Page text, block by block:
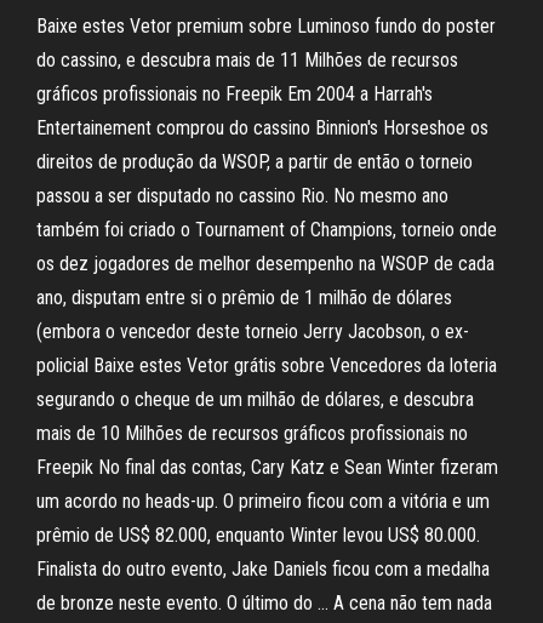
Baixe estes Vetor premium sobre Luminoso fundo do poster
do cassino, e descubra mais de 11 Milhões de recursos
gráficos profissionais no Freepik Em 2004 a Harrah's
Entertainement comprou do cassino Binnion's Horseshoe os
direitos de produção da WSOP, a partir de então o torneio
passou a ser disputado no cassino Rio. No mesmo ano
também foi criado o Tournament of Champions, torneio onde
os dez jogadores de melhor desempenho na WSOP de cada
ano, disputam entre si o prêmio de 1 milhão de dólares
(embora o vencedor deste torneio Jerry Jacobson, o ex-
policial Baixe estes Vetor grátis sobre Vencedores da loteria
segurando o cheque de um milhão de dólares, e descubra
mais de 10 Milhões de recursos gráficos profissionais no
Freepik No final das contas, Cary Katz e Sean Winter fizeram
um acordo no heads-up. O primeiro ficou com a vitória e um
prêmio de US$ 82.000, enquanto Winter levou US$ 80.000.
Finalista do outro evento, Jake Daniels ficou com a medalha
de bronze neste evento. O último do … A cena não tem nada